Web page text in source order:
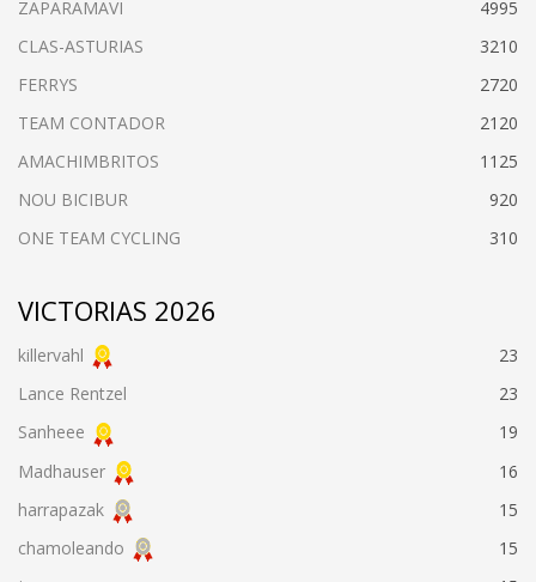
ZAPARAMAVI
4995
CLAS-ASTURIAS
3210
FERRYS
2720
TEAM CONTADOR
2120
AMACHIMBRITOS
1125
NOU BICIBUR
920
ONE TEAM CYCLING
310
VICTORIAS 2026
killervahl
23
Lance Rentzel
23
Sanheee
19
Madhauser
16
harrapazak
15
chamoleando
15